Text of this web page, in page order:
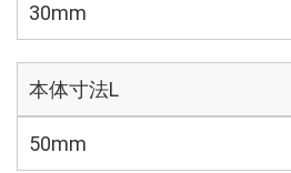
30mm
本体寸法L
50mm